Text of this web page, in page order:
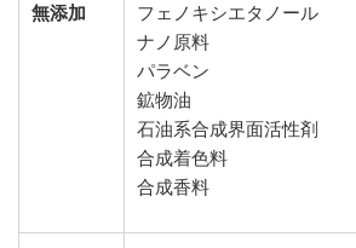
無添加
フェノキシエタノール
ナノ原料
パラベン
鉱物油
石油系合成界面活性剤
合成着色料
合成香料